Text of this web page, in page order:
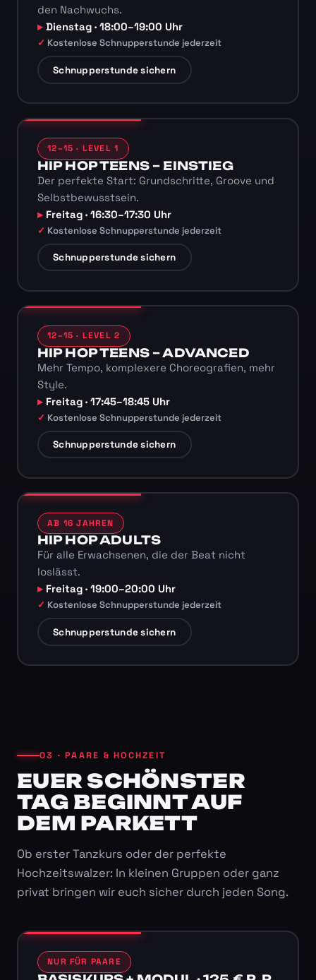
den Nachwuchs.
Dienstag · 18:00–19:00 Uhr
Kostenlose Schnupperstunde jederzeit
Schnupperstunde sichern
12–15 · LEVEL 1
HIP HOP TEENS – EINSTIEG
Der perfekte Start: Grundschritte, Groove und
Selbstbewusstsein.
Freitag · 16:30–17:30 Uhr
Kostenlose Schnupperstunde jederzeit
Schnupperstunde sichern
12–15 · LEVEL 2
HIP HOP TEENS – ADVANCED
Mehr Tempo, komplexere Choreografien, mehr
Style.
Freitag · 17:45–18:45 Uhr
Kostenlose Schnupperstunde jederzeit
Schnupperstunde sichern
AB 16 JAHREN
HIP HOP ADULTS
Für alle Erwachsenen, die der Beat nicht
loslässt.
Freitag · 19:00–20:00 Uhr
Kostenlose Schnupperstunde jederzeit
Schnupperstunde sichern
03 · PAARE & HOCHZEIT
EUER SCHÖNSTER
TAG BEGINNT AUF
DEM PARKETT
Ob erster Tanzkurs oder der perfekte
Hochzeitswalzer: In kleinen Gruppen oder ganz
privat bringen wir euch sicher durch jeden Song.
NUR FÜR PAARE